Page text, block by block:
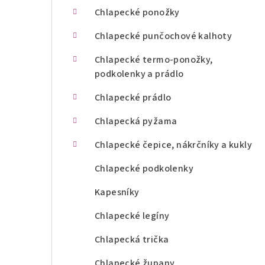
Chlapecké ponožky
Chlapecké punčochové kalhoty
Chlapecké termo-ponožky,
podkolenky a prádlo
Chlapecké prádlo
Chlapecká pyžama
Chlapecké čepice, nákrčníky a kukly
Chlapecké podkolenky
Kapesníky
Chlapecké legíny
Chlapecká trička